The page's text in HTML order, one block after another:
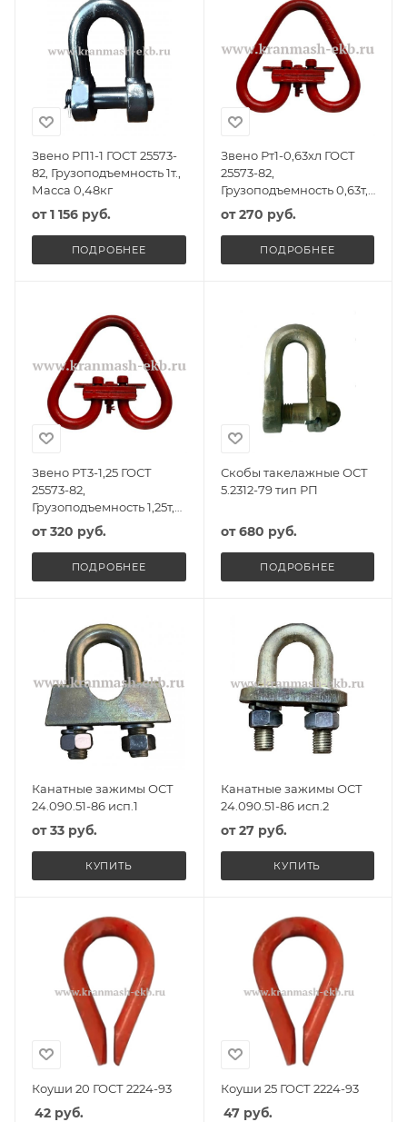
Звено РП1-1 ГОСТ 25573-
82, Грузоподъемность 1т.,
Масса 0,48кг
от1 156 руб.
ПОДРОБНЕЕ
Звено Рт1-0,63хл ГОСТ
25573-82,
Грузоподъемность 0,63т,
Масса 1,00кг
от270 руб.
ПОДРОБНЕЕ
Звено РТ3-1,25 ГОСТ
25573-82,
Грузоподъемность 1,25т,
Масса 0,95кг
от320 руб.
ПОДРОБНЕЕ
Скобы такелажные ОСТ
5.2312-79 тип РП
от680 руб.
ПОДРОБНЕЕ
Канатные зажимы ОСТ
24.090.51-86 исп.1
от33 руб.
КУПИТЬ
Канатные зажимы ОСТ
24.090.51-86 исп.2
от27 руб.
КУПИТЬ
Коуши 20 ГОСТ 2224-93
42 руб.
Коуши 25 ГОСТ 2224-93
47руб.